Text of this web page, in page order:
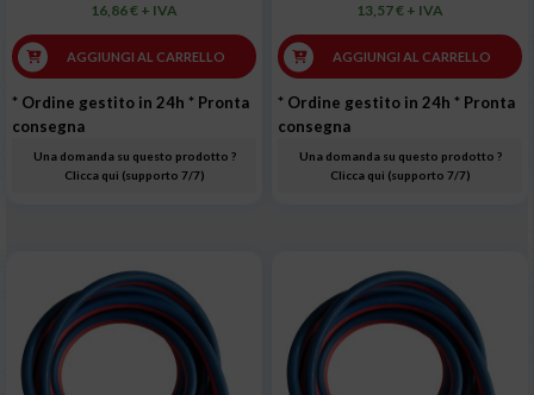
16,86 € + IVA
AGGIUNGI AL CARRELLO
* Ordine gestito in 24h * Pronta
consegna
Una domanda su questo prodotto ?
Clicca qui (supporto 7/7)
13,57 € + IVA
AGGIUNGI AL CARRELLO
* Ordine gestito in 24h * Pronta
consegna
Una domanda su questo prodotto ?
Clicca qui (supporto 7/7)